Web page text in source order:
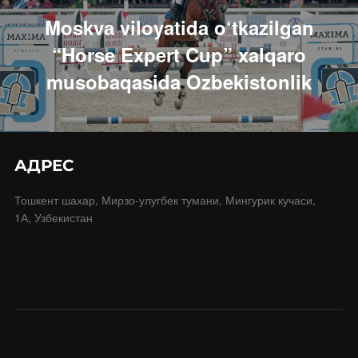
записям
Moskvа viloyatida o‘tkazilgan
“Horse Expert Cup” xalqaro
musobaqasida Ozbekistonlik
АДРЕС
Тошкент шахар, Мирзо-улугбек тумани, Мингурик кучаси,
1А, Узбекистан